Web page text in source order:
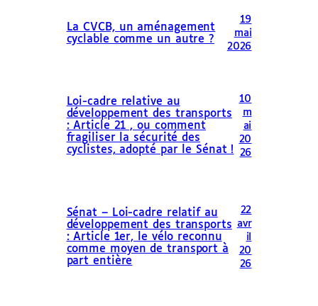
La CVCB, un aménagement
cyclable comme un autre ?
19
mai
2026
Loi-cadre relative au
développement des transports
: Article 21 , ou comment
fragiliser la sécurité des
cyclistes, adopté par le Sénat !
10
m
ai
20
26
Sénat – Loi-cadre relatif au
développement des transports
: Article 1er, le vélo reconnu
comme moyen de transport à
part entière
22
avr
il
20
26